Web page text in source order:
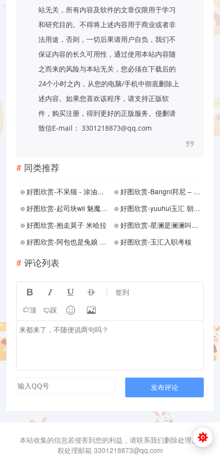
站无关，所有内容及软件的文章仅限用于学习
和研究目的。不得将上述内容用于商业或者非
法用途，否则，一切后果请用户自负，我们不
保证内容的长久可用性，通过使用本站内容随
之而来的风险与本站无关，您必须在下载后的
24个小时之内，从您的电脑/手机中彻底删除上
述内容。如果您喜欢该程序，请支持正版软
件，购买注册，得到更好的正版服务。侵删请
致信E-mail： 3301218873@qq.com
同类推荐
好图欣赏-不呆猫 - 涂油教室实习生
好图欣赏-Bangni邦尼 – 魅魔护士
好图欣赏-起司块wii 魅魔梦境
好图欣赏-yuuhui玉汇 朝花夕拾
好图欣赏-抱走莫子 米哈拉
好图欣赏-星澜是澜澜叫澜妹呀 - 继母的朋友们
好图欣赏-阿包也是兔娘 玉藻喵（预览）
好图欣赏-玉汇入职考核
评论列表
    签到
顶 踩  
发布评论
本站收集的信息若侵害到您的利益，请联系我们删除处理,侵
权处理邮箱 3301218873@qq.com